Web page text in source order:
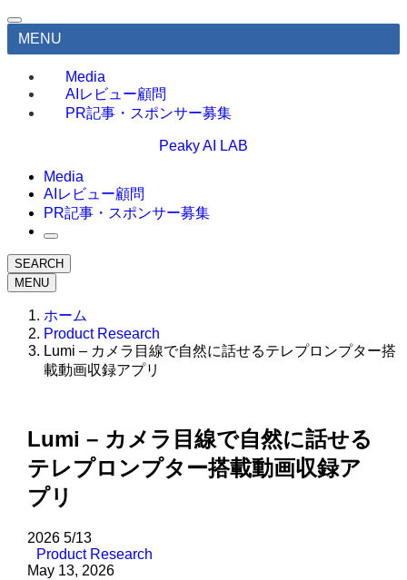
MENU
Media
AIレビュー顧問
PR記事・スポンサー募集
Peaky AI LAB
Media
AIレビュー顧問
PR記事・スポンサー募集
SEARCH
MENU
ホーム
Product Research
Lumi – カメラ目線で自然に話せるテレプロンプター搭
載動画収録アプリ
Lumi – カメラ目線で自然に話せる
テレプロンプター搭載動画収録ア
プリ
2026 5/13
Product Research
May 13, 2026